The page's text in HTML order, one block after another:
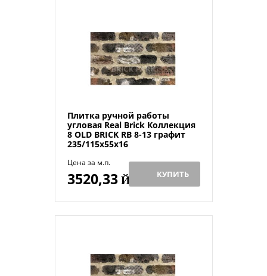
Плитка ручной работы
угловая Real Brick Коллекция
8 OLD BRICK RB 8-13 графит
235/115х55х16
Цена за м.п.
3520,33Й КУПИТЬ